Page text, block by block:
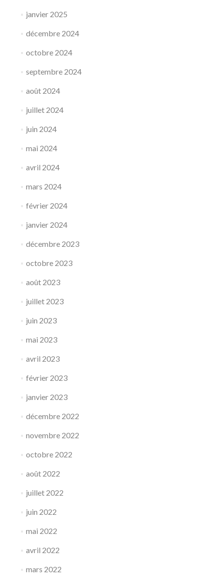
janvier 2025
décembre 2024
octobre 2024
septembre 2024
août 2024
juillet 2024
juin 2024
mai 2024
avril 2024
mars 2024
février 2024
janvier 2024
décembre 2023
octobre 2023
août 2023
juillet 2023
juin 2023
mai 2023
avril 2023
février 2023
janvier 2023
décembre 2022
novembre 2022
octobre 2022
août 2022
juillet 2022
juin 2022
mai 2022
avril 2022
mars 2022